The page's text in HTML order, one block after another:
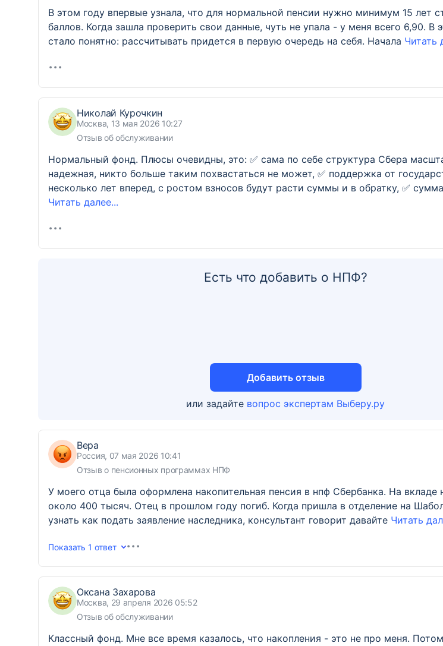
В этом году впервые узнала, что для нормальной пенсии нужно минимум 15 лет
баллов. Когда зашла проверить свои данные, чуть не упала - у меня всего 6,90. В
стало понятно: рассчитывать придется в первую очередь на себя. Начала Читать
Николай Курочкин
Москва, 13 мая 2026 10:27
Отзыв об обслуживании
Нормальный фонд. Плюсы очевидны, это: ✅ сама по себе структура Сбера
надежная, никто больше таким похвастаться не может, ✅ поддержка от
несколько лет вперед, с ростом взносов будут расти суммы и в обратку, ✅
Читать далее...
Есть что добавить о НПФ?
Добавить отзыв
или задайте вопрос экспертам Выберу.ру
Вера
Россия, 07 мая 2026 10:41
Отзыв о пенсионных программах НПФ
У моего отца была оформлена накопительная пенсия в нпф Сбербанка. На вкладе
около 400 тысяч. Отец в прошлом году погиб. Когда пришла в отделение на
узнать как подать заявление наследника, консультант говорит давайте Читать
Показать 1 ответ
Оксана Захарова
Москва, 29 апреля 2026 05:52
Отзыв об обслуживании
Классный фонд. Мне все время казалось, что накопления - это не про меня.